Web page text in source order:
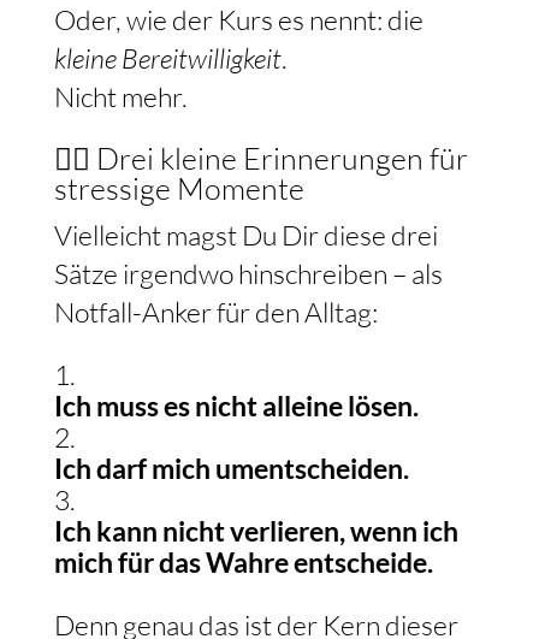
Oder, wie der Kurs es nennt: die
kleine Bereitwilligkeit.
Nicht mehr.
🧘‍♀️ Drei kleine Erinnerungen für
stressige Momente
Vielleicht magst Du Dir diese drei
Sätze irgendwo hinschreiben – als
Notfall-Anker für den Alltag:
Ich muss es nicht alleine lösen.
Ich darf mich umentscheiden.
Ich kann nicht verlieren, wenn ich
mich für das Wahre entscheide.
Denn genau das ist der Kern dieser